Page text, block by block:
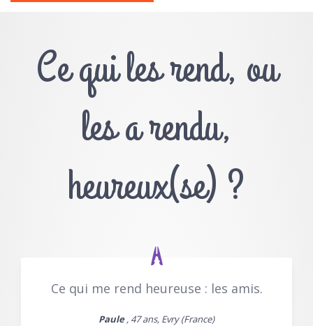
Ce qui les rend, ou
les a rendu,
heureux(se) ?
Ce qui me rend heureuse : les amis.
Paule, 47 ans, Evry (France)